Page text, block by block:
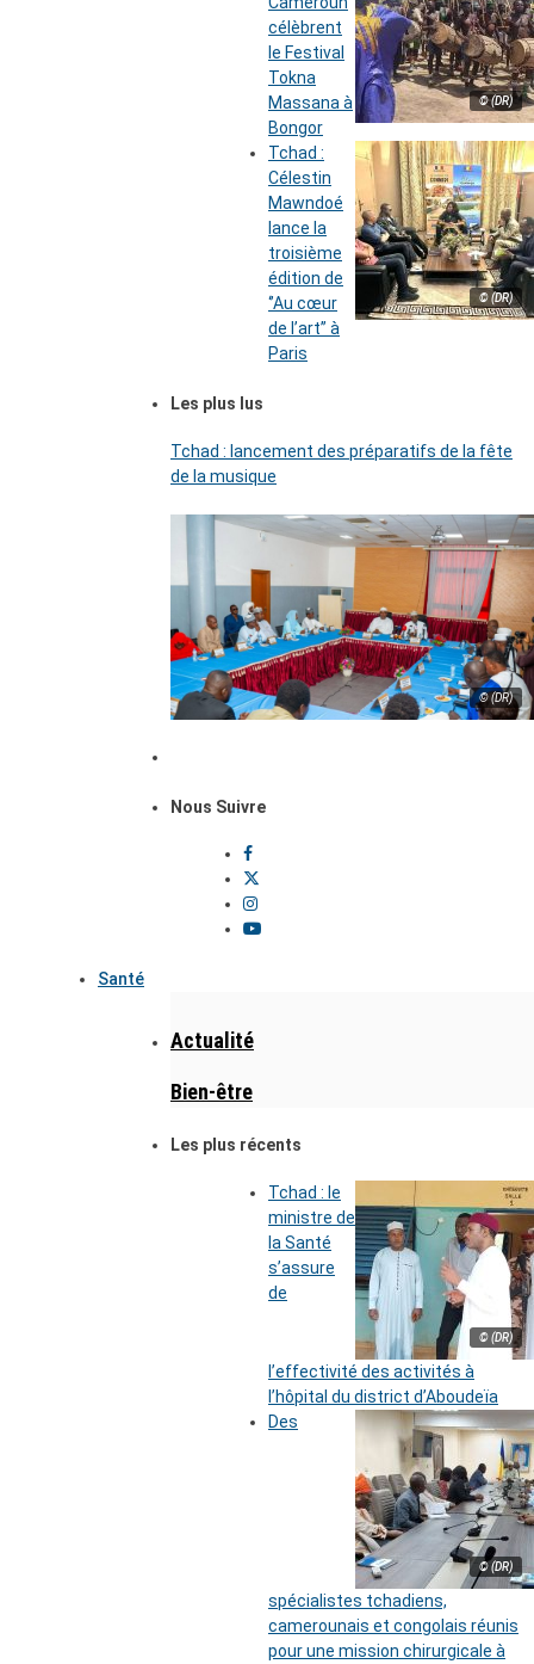
© (DR)
célèbrent
le Festival
Tokna
Massana à
Bongor
© (DR)
Tchad :
Célestin
Mawndoé
lance la
troisième
édition de
‘’Au cœur
de l’art’’ à
Paris
Les plus lus
Tchad : lancement des préparatifs de la fête
de la musique
© (DR)
Nous Suivre
Santé
Actualité
Bien-être
Les plus récents
© (DR)
Tchad : le
ministre de
la Santé
s’assure
de
l’effectivité des activités à
l’hôpital du district d’Aboudeïa
© (DR)
Des
spécialistes tchadiens,
camerounais et congolais réunis
pour une mission chirurgicale à